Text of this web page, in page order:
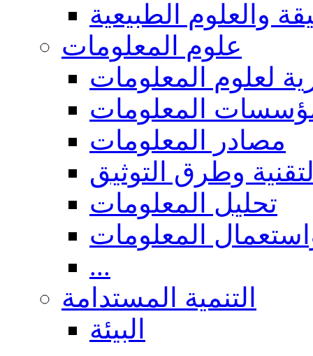
والعلوم الطبيعية
علوم المعلومات
لعلوم المعلومات
المعلومات
مصادر المعلومات
وطرق التوثيق
تحليل المعلومات
المعلومات
...
التنمية المستدامة
البيئة